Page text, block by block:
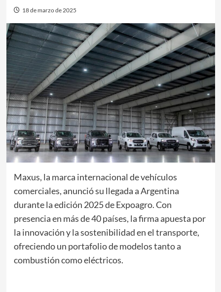
18 de marzo de 2025
Maxus, la marca internacional de vehículos
comerciales, anunció su llegada a Argentina
durante la edición 2025 de Expoagro. Con
presencia en más de 40 países, la firma apuesta por
la innovación y la sostenibilidad en el transporte,
ofreciendo un portafolio de modelos tanto a
combustión como eléctricos.